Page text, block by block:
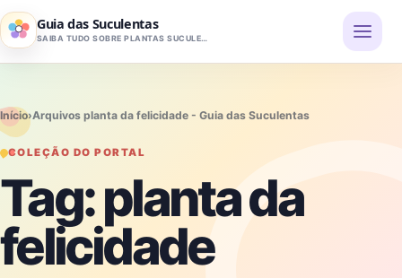
Pular para o conteúdo
Guia das Suculentas
SAIBA TUDO SOBRE PLANTAS SUCULENTAS
Início›Arquivos planta da felicidade - Guia das Suculentas
COLEÇÃO DO PORTAL
Tag:planta da
felicidade